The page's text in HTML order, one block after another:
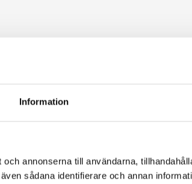
Information
annonserna till användarna,
sådana identifierare och annan